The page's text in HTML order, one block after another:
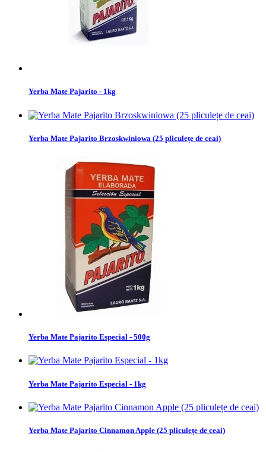
Yerba Mate Pajarito - 1kg
Yerba Mate Pajarito Brzoskwiniowa (25 pliculețe de ceai)
Yerba Mate Pajarito Especial - 500g
Yerba Mate Pajarito Especial - 1kg
Yerba Mate Pajarito Cinnamon Apple (25 pliculețe de ceai)